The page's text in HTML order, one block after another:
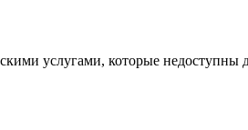
услугами, которые